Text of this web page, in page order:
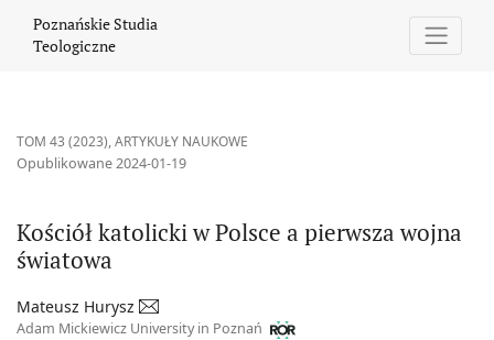
Poznańskie Studia
Teologiczne
TOM 43 (2023),ARTYKUŁY NAUKOWE
Kościół katolicki w Polsce a pierwsza wojna
światowa
Opublikowane 2024-01-19
Mateusz Hurysz
Adam Mickiewicz University in Poznań